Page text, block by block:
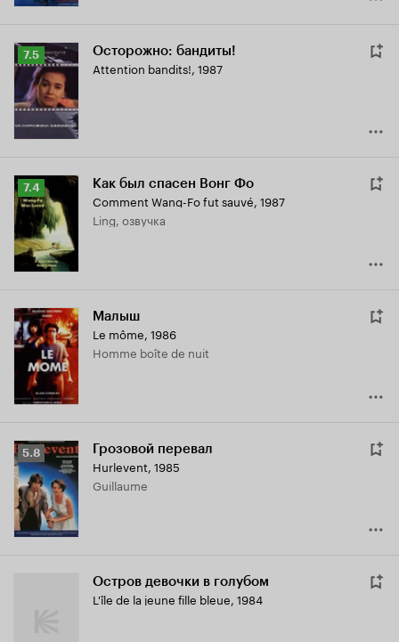
Рейтинг
Кинопоиска
7.5
7.5 Осторожно: бандиты!
Attention bandits!, 1987
Рейтинг
Кинопоиска
7.4
7.4 Как был спасен Вонг Фо
Comment Wang-Fo fut sauvé, 1987
Ling, озвучка
Малыш
Le môme, 1986
Homme boîte de nuit
Рейтинг
Кинопоиска
5.8
5.8 Грозовой перевал
Hurlevent, 1985
Guillaume
Остров девочки в голубом
L'île de la jeune fille bleue, 1984